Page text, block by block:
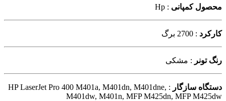
محصول کمپانی : Hp
کارکرد : 2700 برگ
رنگ تونر : مشکی
دستگاه سازگار
: HP LaserJet Pro 400 M401a, M401dn, M401dne,
M401dw, M401n, MFP M425dn, MFP M425dw